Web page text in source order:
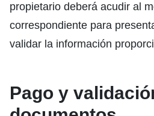
propietario deberá acudir al
correspondiente para
validar la información
Pago y